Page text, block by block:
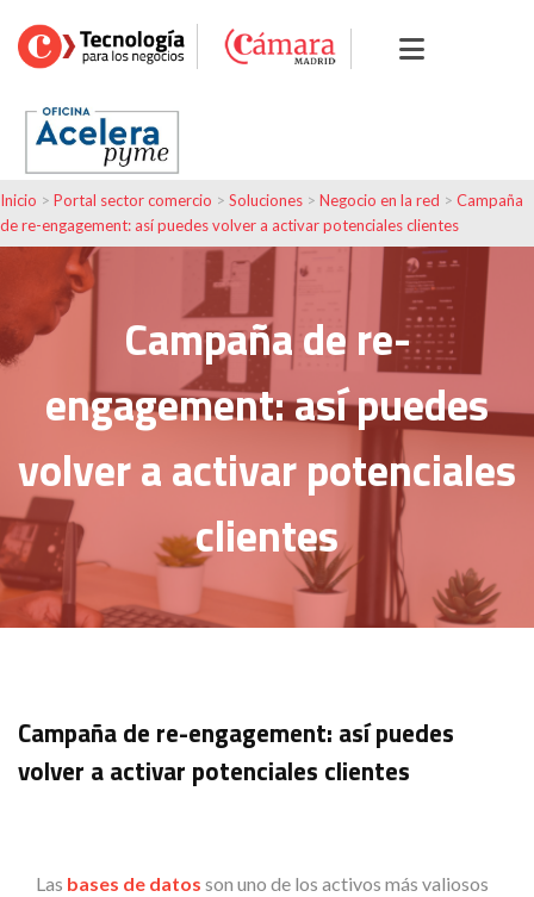
Inicio > Portal sector comercio > Soluciones > Negocio en la red > Campaña
de re-engagement: así puedes volver a activar potenciales clientes
Campaña de re-
engagement: así puedes
volver a activar potenciales
clientes
Campaña de re-engagement: así puedes
volver a activar potenciales clientes
Las bases de datos son uno de los activos más valiosos